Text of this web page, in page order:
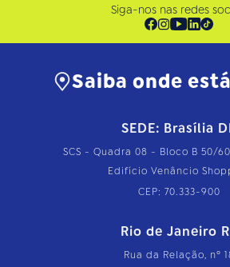
Siga-nos nas redes
Saiba onde está
SEDE: Brasília
SCS - Quadra 08 - Bloco B 50/
Edifício Venâncio
CEP: 70.333-900
Rio de Janeiro
Rua da Relação, nº